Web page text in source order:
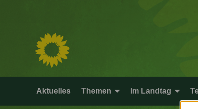
Aktuelles Themen Im Landtag